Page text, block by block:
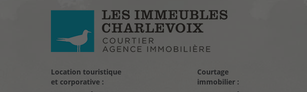
Location touristique
et corporative :
Courtage
immobilier :